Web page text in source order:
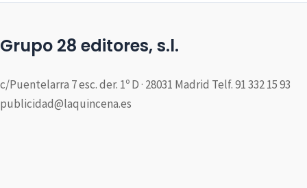
Grupo 28 editores, s.l.
c/Puentelarra 7 esc. der. 1º D · 28031 Madrid Telf. 91 332 15 93
publicidad@laquincena.es